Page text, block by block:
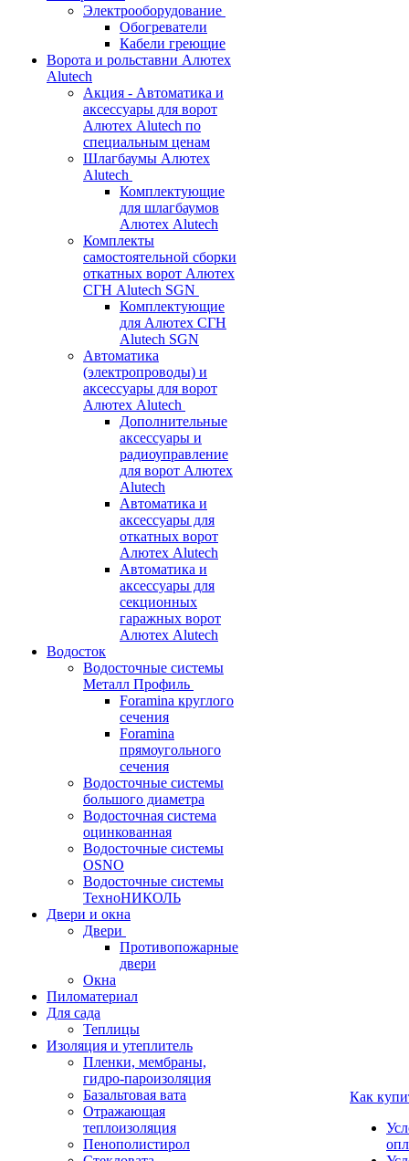
Электрооборудование
Обогреватели
Кабели греющие
Ворота и рольставни Алютех
Alutech
Акция - Автоматика и
аксессуары для ворот
Алютех Alutech по
специальным ценам
Шлагбаумы Алютех
Alutech
Комплектующие
для шлагбаумов
Алютех Alutech
Комплекты
самостоятельной сборки
откатных ворот Алютех
СГН Alutech SGN
Комплектующие
для Алютех СГН
Alutech SGN
Автоматика
(электропроводы) и
аксессуары для ворот
Алютех Alutech
Дополнительные
аксессуары и
радиоуправление
для ворот Алютех
Alutech
Автоматика и
аксессуары для
откатных ворот
Алютех Alutech
Автоматика и
аксессуары для
секционных
гаражных ворот
Алютех Alutech
Водосток
Водосточные системы
Металл Профиль
Foramina круглого
сечения
Foramina
прямоугольного
сечения
Водосточные системы
большого диаметра
Водосточная система
оцинкованная
Водосточные системы
OSNO
Водосточные системы
ТехноНИКОЛЬ
Двери и окна
Двери
Противопожарные
двери
Окна
Пиломатериал
Для сада
Теплицы
Изоляция и утеплитель
Пленки, мембраны,
гидро-пароизоляция
Базальтовая вата
Отражающая
теплоизоляция
Пенополистирол
Как